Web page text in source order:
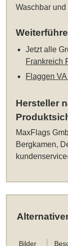
Waschbar
Jetzt alle
Frankreich
Flaggen
Hersteller
MaxFlags
Bergkamen,
Bilder